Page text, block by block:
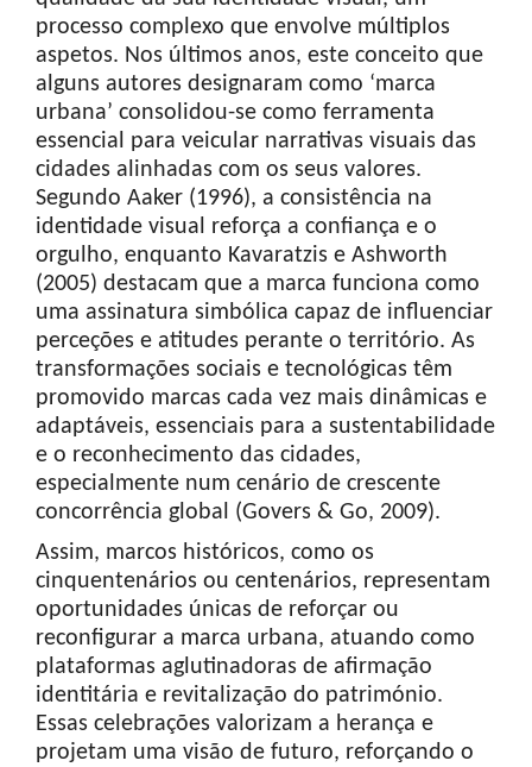
processo complexo que envolve múltiplos
aspetos. Nos últimos anos, este conceito que
alguns autores designaram como ‘marca
urbana’ consolidou-se como ferramenta
essencial para veicular narrativas visuais das
cidades alinhadas com os seus valores.
Segundo Aaker (1996), a consistência na
identidade visual reforça a confiança e o
orgulho, enquanto Kavaratzis e Ashworth
(2005) destacam que a marca funciona como
uma assinatura simbólica capaz de influenciar
perceções e atitudes perante o território. As
transformações sociais e tecnológicas têm
promovido marcas cada vez mais dinâmicas e
adaptáveis, essenciais para a sustentabilidade
e o reconhecimento das cidades,
especialmente num cenário de crescente
concorrência global (Govers & Go, 2009).
Assim, marcos históricos, como os
cinquentenários ou centenários, representam
oportunidades únicas de reforçar ou
reconfigurar a marca urbana, atuando como
plataformas aglutinadoras de afirmação
identitária e revitalização do património.
Essas celebrações valorizam a herança e
projetam uma visão de futuro, reforçando o